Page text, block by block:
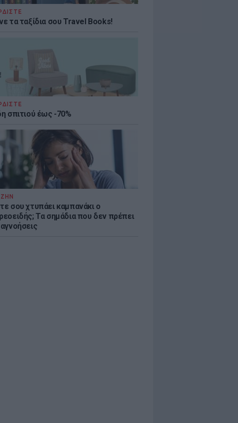
τα ταξίδια σου Travel Books!
σπιτιού έως -70%
σου χτυπάει καμπανάκι ο
Τα σημάδια που δεν πρέπει